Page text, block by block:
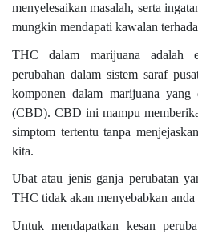
menyelesaikan masalah, serta
mungkin mendapati kawalan
THC dalam marijuana adalah
perubahan dalam sistem saraf
komponen dalam marijuana yang
(CBD). CBD ini mampu
simptom tertentu tanpa
kita.
Ubat atau jenis ganja perubatan
THC tidak akan menyebabkan
Untuk mendapatkan kesan